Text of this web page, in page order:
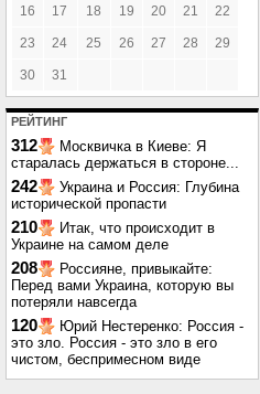
16 17 18 19 20 21 22
23 24 25 26 27 28 29
30 31
РЕЙТИНГ
312
Москвичка в Киеве: Я
старалась держаться в стороне...
242
Украина и Россия: Глубина
исторической пропасти
210
Итак, что происходит в
Украине на самом деле
208
Россияне, привыкайте:
Перед вами Украина, которую вы
потеряли навсегда
120
Юрий Нестеренко: Россия -
это зло. Россия - это зло в его
чистом, беспримесном виде